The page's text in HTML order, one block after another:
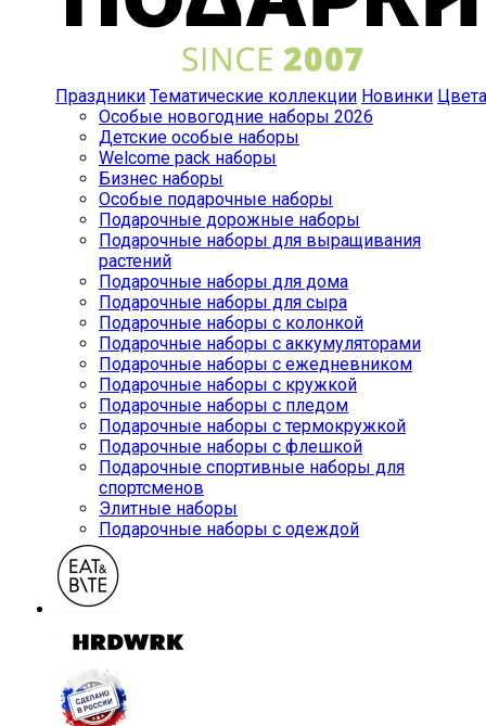
Праздники Тематические коллекции Новинки Цвета
Особые новогодние наборы 2026
Детские особые наборы
Welcome pack наборы
Бизнес наборы
Особые подарочные наборы
Подарочные дорожные наборы
Подарочные наборы для выращивания
растений
Подарочные наборы для дома
Подарочные наборы для сыра
Подарочные наборы с колонкой
Подарочные наборы с аккумуляторами
Подарочные наборы с ежедневником
Подарочные наборы с кружкой
Подарочные наборы с пледом
Подарочные наборы с термокружкой
Подарочные наборы с флешкой
Подарочные спортивные наборы для
спортсменов
Элитные наборы
Подарочные наборы с одеждой